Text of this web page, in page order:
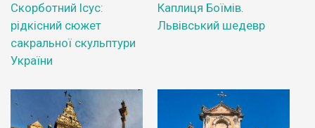
Скорботний Ісус:
рідкісний сюжет
сакральної скульптури
України
Каплиця Боїмів.
Львівський шедевр